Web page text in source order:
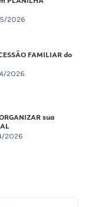
2026
FAMILIAR do
2026
sua
2026